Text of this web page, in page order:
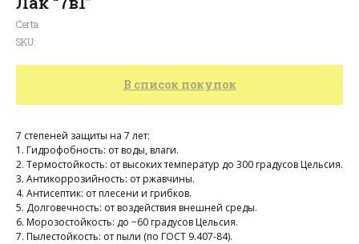
Certa
SKU:
В список покупок
7 степеней защиты на 7 лет:
1. Гидрофобность: от воды, влаги.
2. Термостойкость: от высоких температур до 300 градусов Цельсия.
3. Антикоррозийность: от ржавчины.
4. Антисептик: от плесени и грибков.
5. Долговечность: от воздействия внешней среды.
6. Морозостойкость: до −60 градусов Цельсия.
7. Пылестойкость: от пыли (по ГОСТ 9.407-84).